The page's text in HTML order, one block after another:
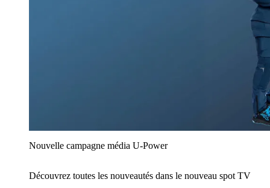
Nouvelle campagne média U‑Power
Découvrez toutes les nouveautés dans le nouveau spot TV